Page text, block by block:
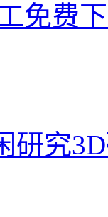
免费
研究